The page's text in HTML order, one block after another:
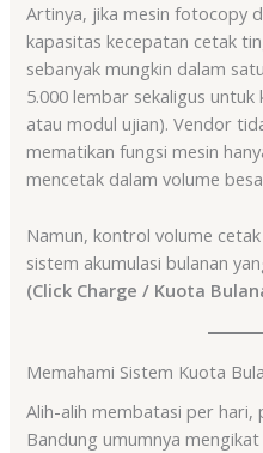
Artinya, jika mesin fotocopy
kapasitas kecepatan cetak
sebanyak mungkin dalam
5.000 lembar sekaligus
atau modul ujian). Vendor
mematikan fungsi mesin
mencetak dalam volume
Namun, kontrol volume
sistem akumulasi bulanan
(Click Charge / Kuota
Memahami Sistem Kuota
Alih-alih membatasi per
Bandung umumnya